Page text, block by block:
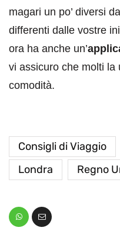
magari un po’ diversi
differenti dalle vostre
ora ha anche un’
vi assicuro che molti la
comodità.
Consigli di Viaggio
Londra
Regno